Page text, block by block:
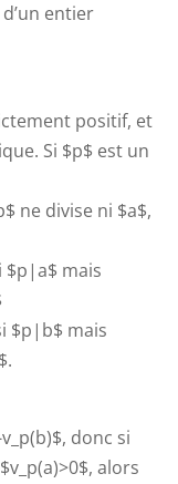
entier
positif, et
Si $p$ est un
ne divise ni $a$,
$p|a$ mais
$p|b$ mais
donc si
alors